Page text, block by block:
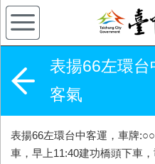
表揚66左環台
客氣
表揚66左環台中客運，車牌
車，早上11:40建功橋頭下車